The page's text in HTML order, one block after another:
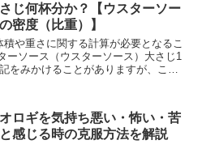
じ何杯分か？【ウスターソー
密度（比重）】
や重さに関する計算が必要となるこ
ーソース（ウスターソース）大さじ1
をみかけることがありますが、これ
ロギを気持ち悪い・怖い・苦
感じる時の克服方法を解説